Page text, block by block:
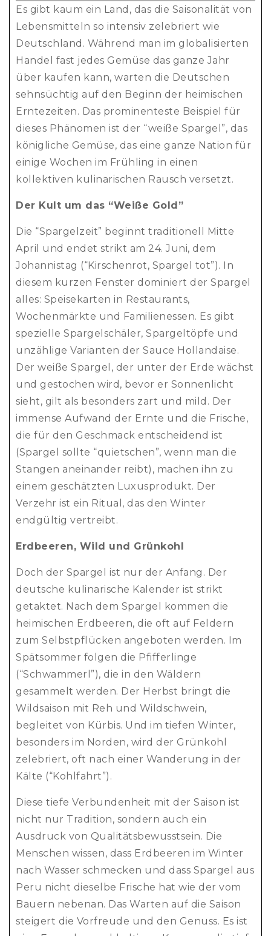
Es gibt kaum ein Land, das die Saisonalität von
Lebensmitteln so intensiv zelebriert wie
Deutschland. Während man im globalisierten
Handel fast jedes Gemüse das ganze Jahr
über kaufen kann, warten die Deutschen
sehnsüchtig auf den Beginn der heimischen
Erntezeiten. Das prominenteste Beispiel für
dieses Phänomen ist der “weiße Spargel”, das
königliche Gemüse, das eine ganze Nation für
einige Wochen im Frühling in einen
kollektiven kulinarischen Rausch versetzt.
Der Kult um das “Weiße Gold”
Die “Spargelzeit” beginnt traditionell Mitte
April und endet strikt am 24. Juni, dem
Johannistag (“Kirschenrot, Spargel tot”). In
diesem kurzen Fenster dominiert der Spargel
alles: Speisekarten in Restaurants,
Wochenmärkte und Familienessen. Es gibt
spezielle Spargelschäler, Spargeltöpfe und
unzählige Varianten der Sauce Hollandaise.
Der weiße Spargel, der unter der Erde wächst
und gestochen wird, bevor er Sonnenlicht
sieht, gilt als besonders zart und mild. Der
immense Aufwand der Ernte und die Frische,
die für den Geschmack entscheidend ist
(Spargel sollte “quietschen”, wenn man die
Stangen aneinander reibt), machen ihn zu
einem geschätzten Luxusprodukt. Der
Verzehr ist ein Ritual, das den Winter
endgültig vertreibt.
Erdbeeren, Wild und Grünkohl
Doch der Spargel ist nur der Anfang. Der
deutsche kulinarische Kalender ist strikt
getaktet. Nach dem Spargel kommen die
heimischen Erdbeeren, die oft auf Feldern
zum Selbstpflücken angeboten werden. Im
Spätsommer folgen die Pfifferlinge
(“Schwammerl”), die in den Wäldern
gesammelt werden. Der Herbst bringt die
Wildsaison mit Reh und Wildschwein,
begleitet von Kürbis. Und im tiefen Winter,
besonders im Norden, wird der Grünkohl
zelebriert, oft nach einer Wanderung in der
Kälte (“Kohlfahrt”).
Diese tiefe Verbundenheit mit der Saison ist
nicht nur Tradition, sondern auch ein
Ausdruck von Qualitätsbewusstsein. Die
Menschen wissen, dass Erdbeeren im Winter
nach Wasser schmecken und dass Spargel aus
Peru nicht dieselbe Frische hat wie der vom
Bauern nebenan. Das Warten auf die Saison
steigert die Vorfreude und den Genuss. Es ist